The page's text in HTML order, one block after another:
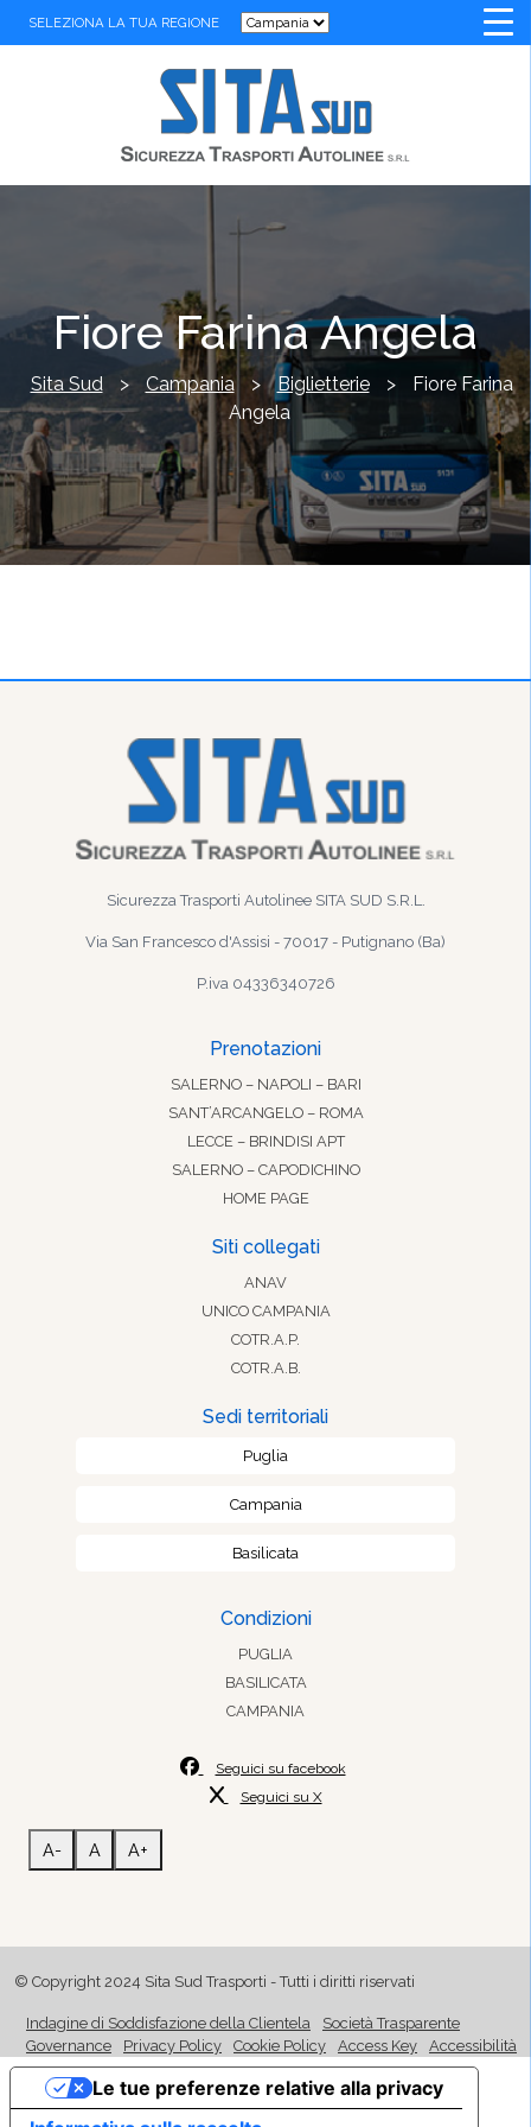
SELEZIONA LA TUA REGIONE
Fiore Farina Angela
Sita Sud > Campania > Biglietterie >
Fiore Farina
Angela
Sicurezza Trasporti Autolinee SITA SUD S.R.L.
Via San Francesco d'Assisi - 70017 - Putignano (Ba)
P.iva 04336340726
Prenotazioni
SALERNO – NAPOLI – BARI
SANT’ARCANGELO – ROMA
LECCE – BRINDISI APT
SALERNO – CAPODICHINO
HOME PAGE
Siti collegati
ANAV
UNICO CAMPANIA
COTR.A.P.
COTR.A.B.
Sedi territoriali
Puglia
Campania
Basilicata
Condizioni
PUGLIA
BASILICATA
CAMPANIA
Seguici su facebook
Seguici su X
A- A A+
© Copyright 2024 Sita Sud Trasporti - Tutti i diritti riservati
Indagine di Soddisfazione della Clientela
Società Trasparente
Governance
Privacy Policy Cookie Policy Access Key Accessibilità
Le tue preferenze relative alla privacy